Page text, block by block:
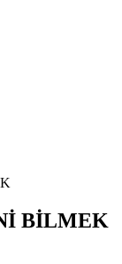
BİLMEK